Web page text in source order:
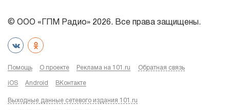
© ООО «ГПМ Радио» 2026. Все права защищены.
Помощь О проекте Реклама на 101.ru Обратная связь
iOS Android ВКонтакте
Выходные данные сетевого издания 101.ru